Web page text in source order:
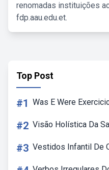
renomadas instituições
fdp.aau.edu.et.
Top Post
#1 Was E Were
#2 Visão Holística Da
#3 Vestidos Infantil De